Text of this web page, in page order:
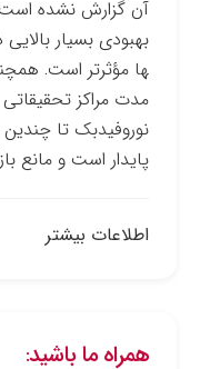
آن گزارش نشده است.
ها مؤثرتر است.
مدت مراکز تحقیقاتی
نوروفیدبک تا چندین
پایدار است و مانع
اطلاعات بیشتر
همراه ما باشید: